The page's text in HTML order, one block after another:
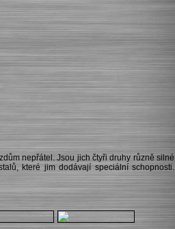
nepřátel. Jsou jich čtyři druhy různě silné
které jim dodávají speciální schopnosti.